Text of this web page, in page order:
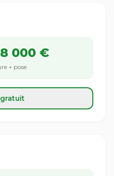
000 €
+ pose